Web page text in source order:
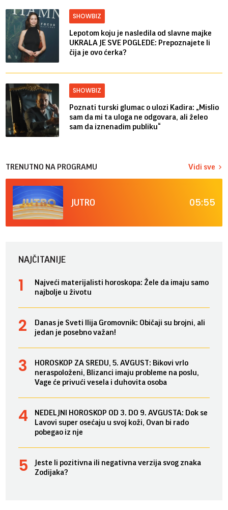
SHOWBIZ
Lepotom koju je nasledila od slavne majke
UKRALA JE SVE POGLEDE: Prepoznajete li
čija je ovo ćerka?
SHOWBIZ
Poznati turski glumac o ulozi Kadira: „Mislio
sam da mi ta uloga ne odgovara, ali želeo
sam da iznenadim publiku“
TRENUTNO NA PROGRAMU Vidi sve
JUTRO 05:55
NAJČITANIJE
Najveći materijalisti horoskopa: Žele da imaju samo
najbolje u životu
Danas je Sveti Ilija Gromovnik: Običaji su brojni, ali
jedan je posebno važan!
HOROSKOP ZA SREDU, 5. AVGUST: Bikovi vrlo
neraspoloženi, Blizanci imaju probleme na poslu,
Vage će privući vesela i duhovita osoba
NEDELJNI HOROSKOP OD 3. DO 9. AVGUSTA: Dok se
Lavovi super osećaju u svoj koži, Ovan bi rado
pobegao iz nje
Jeste li pozitivna ili negativna verzija svog znaka
Zodijaka?